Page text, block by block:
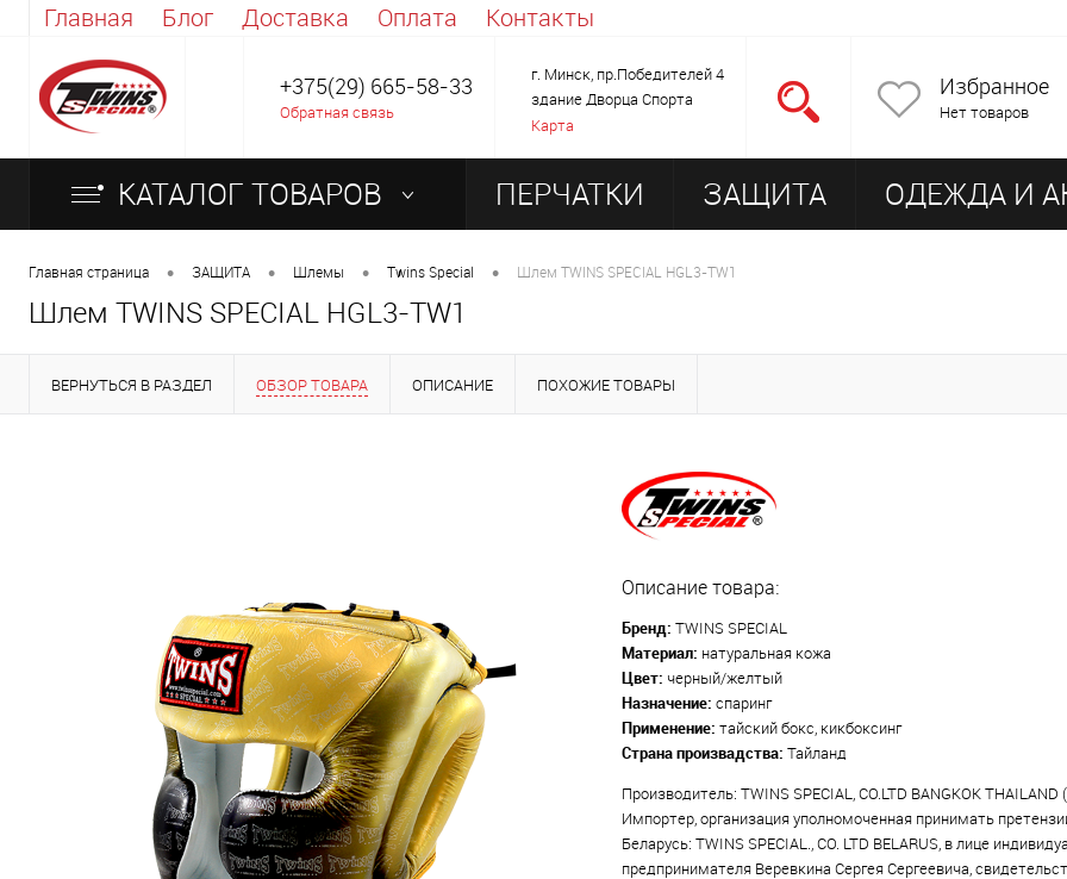
Главная Блог Доставка Оплата Контакты
+375(29) 665-58-33
Обратная связь
г. Минск, пр.Победителей 4
здание Дворца Спорта
Карта
Избранное
Нет товаров
КАТАЛОГ ТОВАРОВ ПЕРЧАТКИ ЗАЩИТА
ОДЕЖДА И
ОБОРУДОВАНИЕ ДЛЯ ЗАЛА
Главная страница • ЗАЩИТА • Шлемы • Twins Special • Шлем TWINS SPECIAL HGL3-TW1
Шлем TWINS SPECIAL HGL3-TW1
ВЕРНУТЬСЯ В РАЗДЕЛ ОБЗОР ТОВАРА ОПИСАНИЕ ПОХОЖИЕ ТОВАРЫ
Описание товара:
Бренд: TWINS SPECIAL
Материал: натуральная кожа
Цвет: черный/желтый
Назначение: спаринг
Применение: тайский бокс, кикбоксинг
Страна произвадства: Тайланд
Производитель: TWINS SPECIAL, CO.LTD BANGKOK THAILAND
Импортер, организация уполномоченная принимать
Беларусь: TWINS SPECIAL., CO. LTD BELARUS, в лице
предпринимателя Веревкина Сергея Сергеевича,